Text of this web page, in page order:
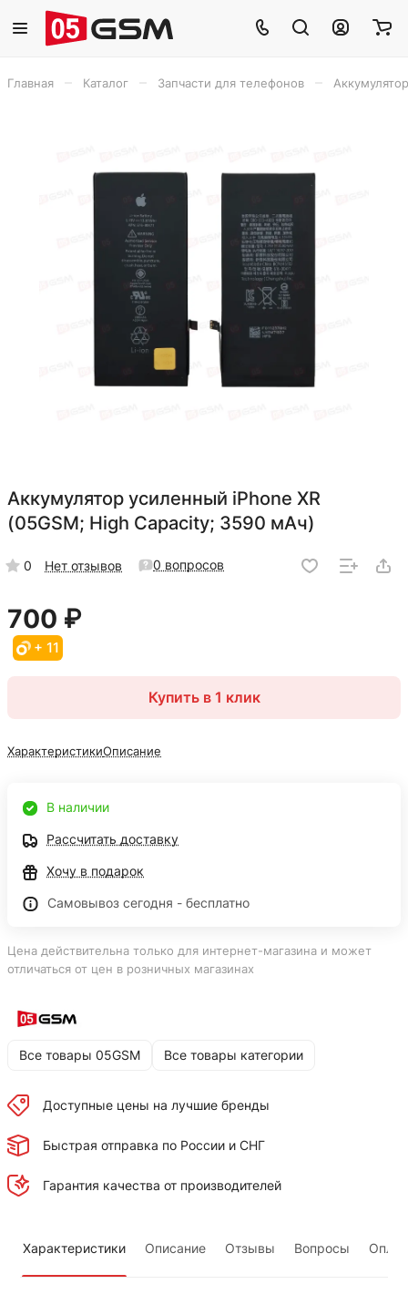
Главная Каталог Запчасти для телефонов
Аккумулятор усиленный iPhone XR
(05GSM; High Capacity; 3590 мАч)
0 Нет отзывов 0 вопросов
700 ₽
+ 11
Купить в 1 клик
ХарактеристикиОписание
В наличии
Рассчитать доставку
Хочу в подарок
Самовывоз сегодня - бесплатно
Цена действительна только для интернет-магазина и может
отличаться от цен в розничных магазинах
Все товары 05GSM Все товары категории
Доступные цены на лучшие бренды
Быстрая отправка по России и СНГ
Гарантия качества от производителей
Характеристики Описание Отзывы Вопросы